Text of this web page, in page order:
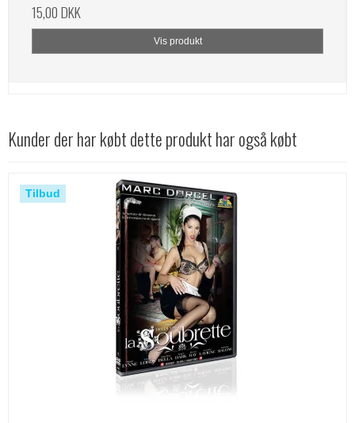
15,00 DKK
Vis produkt
Kunder der har købt dette produkt har også købt
Tilbud